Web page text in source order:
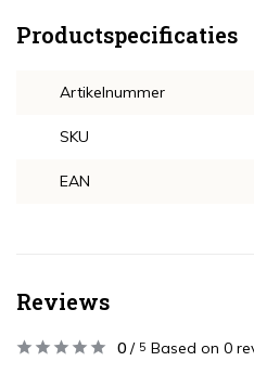
Productspecificaties
Artikelnummer
SKU
EAN
Reviews
0 / 5 Based on 0